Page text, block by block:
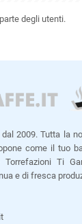
degli utenti.
2009. Tutta la
come il tuo
Ti
e di fresca